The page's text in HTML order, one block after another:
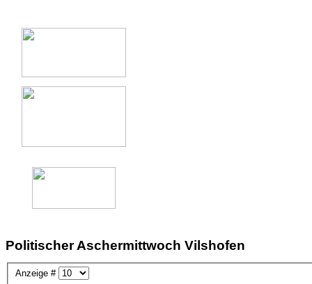
Politischer Aschermittwoch Vilshofen
Anzeige #